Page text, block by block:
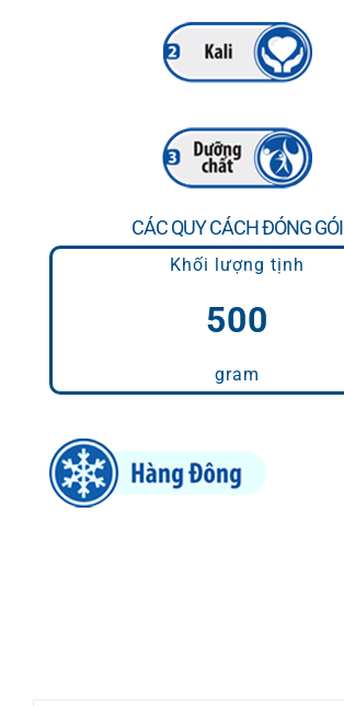
CÁC QUY CÁCH ĐÓNG GÓI
Khối lượng tịnh
500
gram